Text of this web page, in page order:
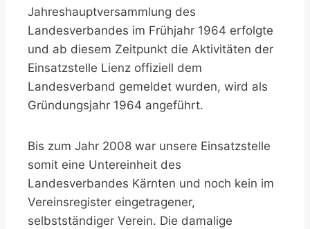
Jahreshauptversammlung des
Landesverbandes im Frühjahr 1964 erfolgte
und ab diesem Zeitpunkt die Aktivitäten der
Einsatzstelle Lienz offiziell dem
Landesverband gemeldet wurden, wird als
Gründungsjahr 1964 angeführt.
Bis zum Jahr 2008 war unsere Einsatzstelle
somit eine Untereinheit des
Landesverbandes Kärnten und noch kein im
Vereinsregister eingetragener,
selbstständiger Verein. Die damalige